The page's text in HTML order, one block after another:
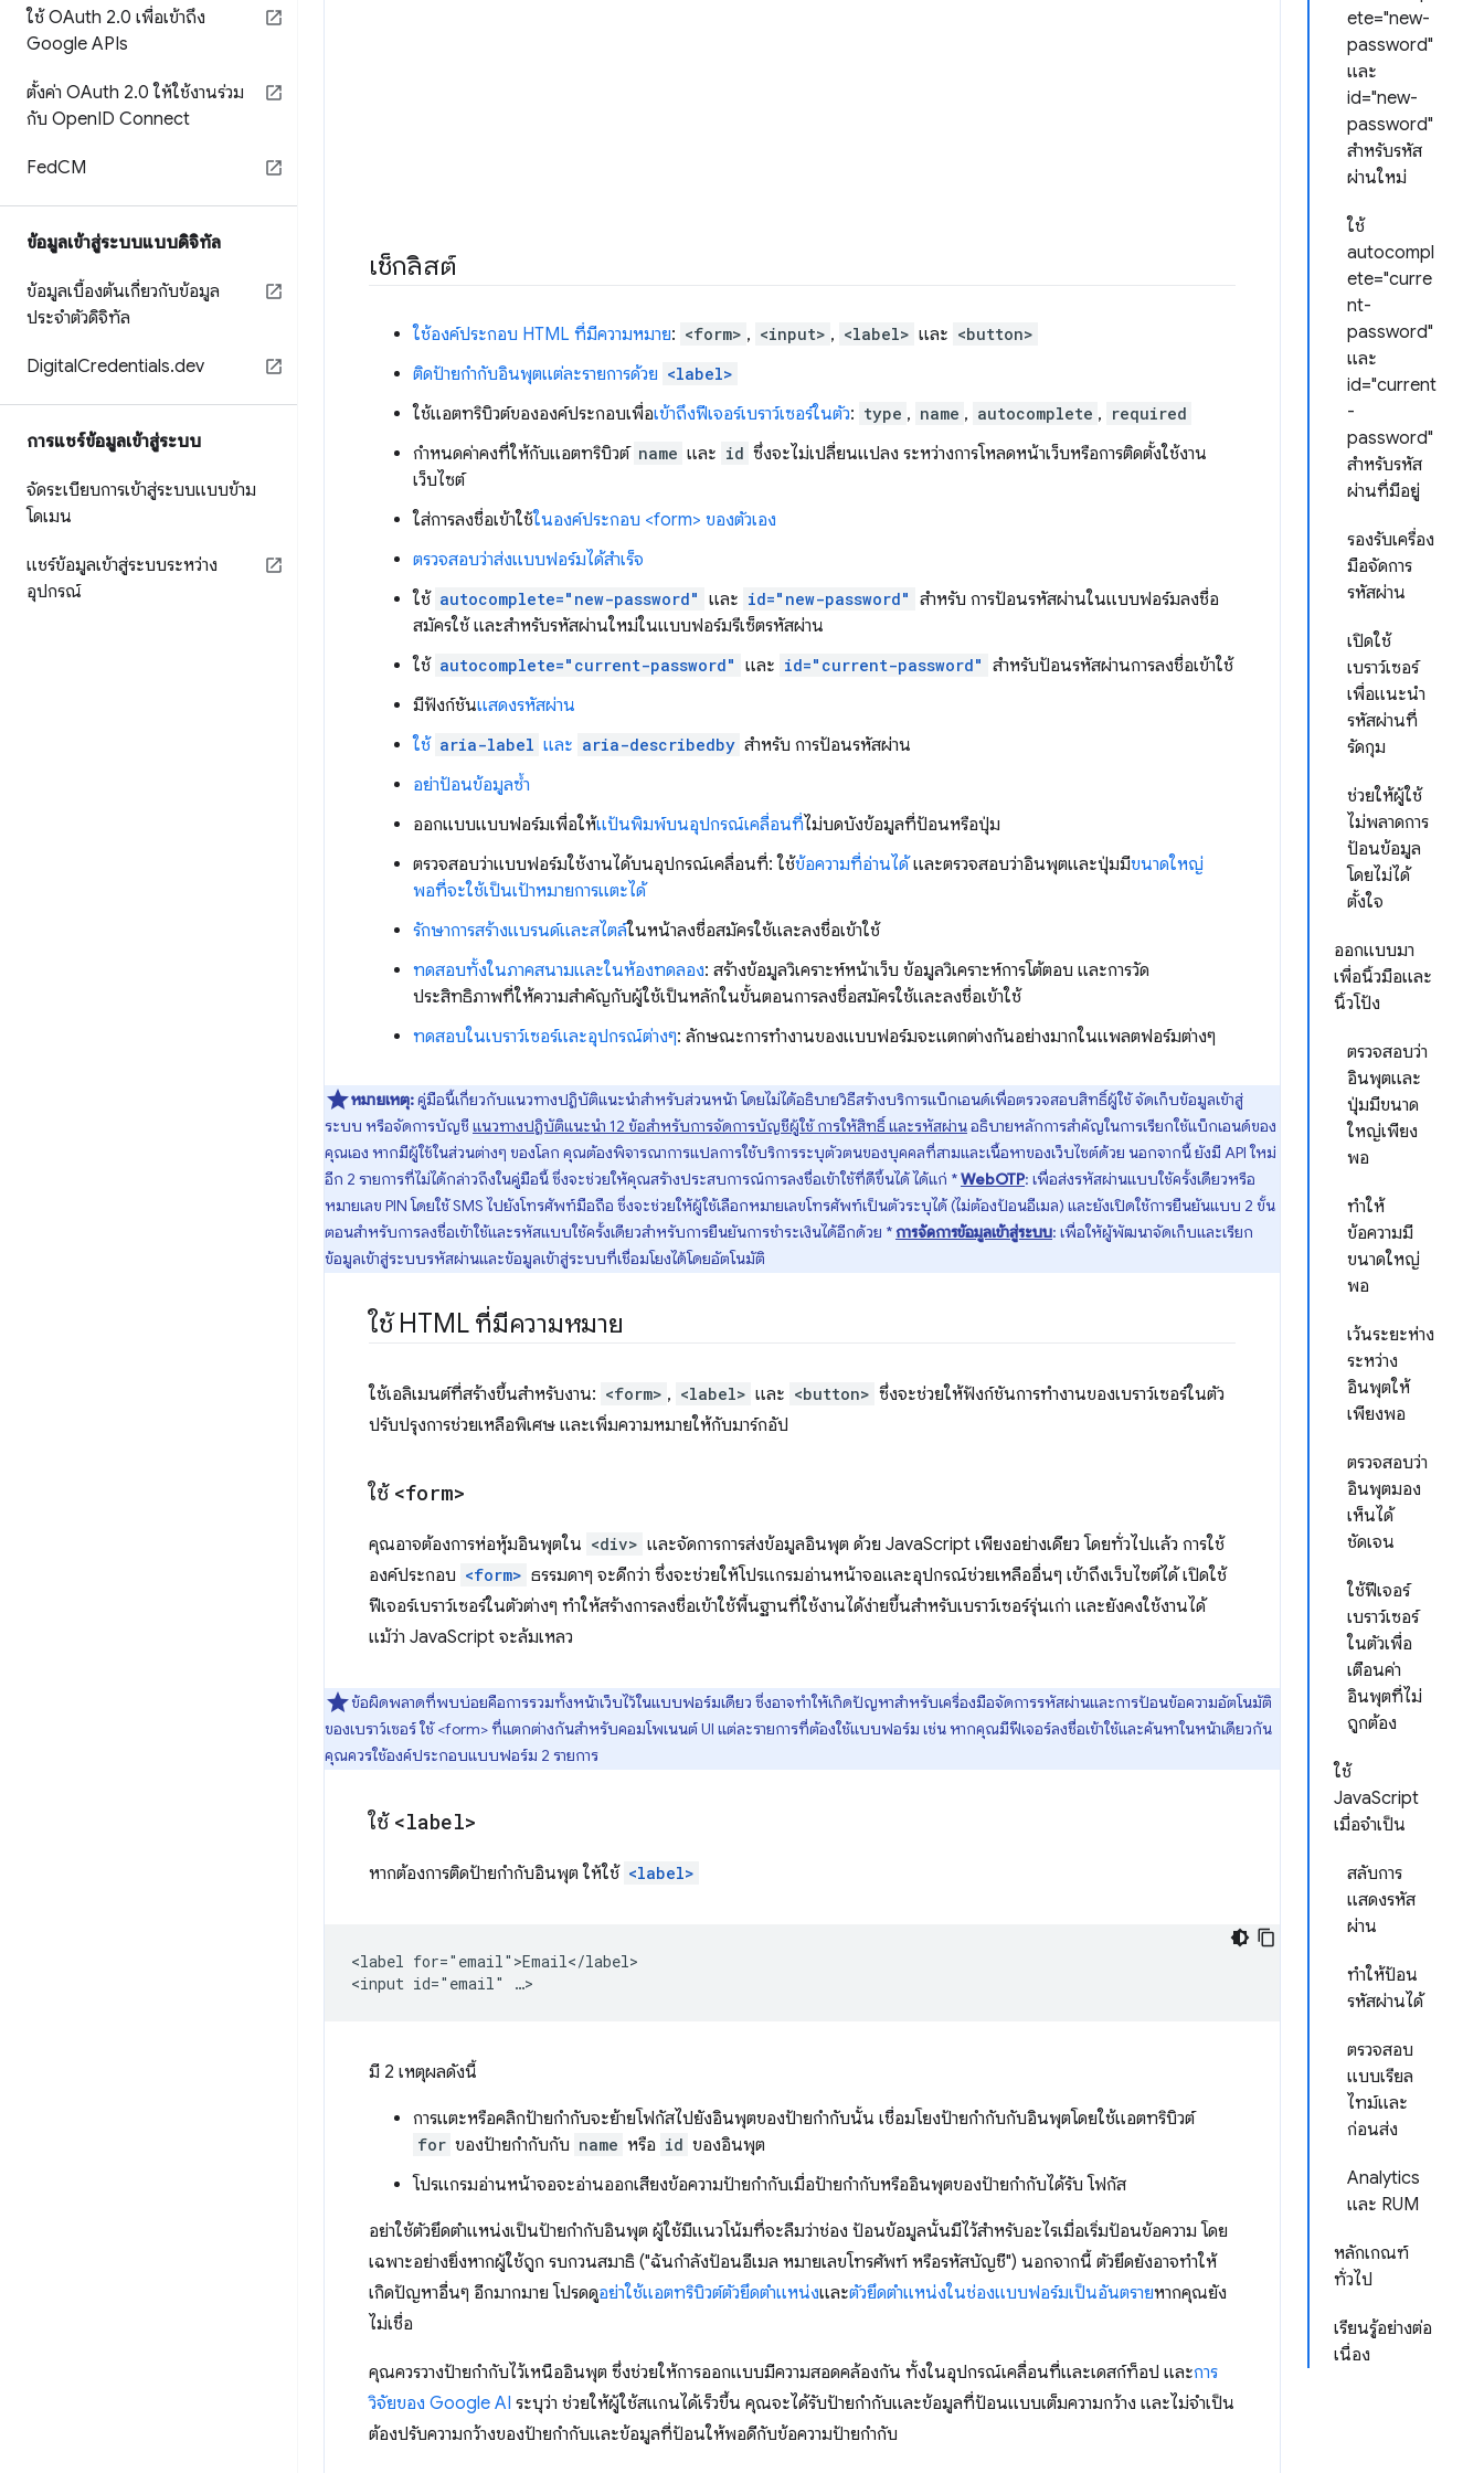
ใช้ OAuth 2.0 เพื่อเข้าถึง
Google APIs
ตั้งค่า OAuth 2.0 ให้ใช้งานร่วม
กับ OpenID Connect
FedCM
ข้อมูลเข้าสู่ระบบแบบดิจิทัล
ข้อมูลเบื้องต้นเกี่ยวกับข้อมูล
ประจำตัวดิจิทัล
DigitalCredentials.dev
การแชร์ข้อมูลเข้าสู่ระบบ
จัดระเบียบการเข้าสู่ระบบแบบข้าม
โดเมน
แชร์ข้อมูลเข้าสู่ระบบระหว่าง
อุปกรณ์
ete="new-
password"
และ
id="new-
password"
สำหรับรหัส
ผ่านใหม่
ใช้
autocompl
ete="curre
nt-
password"
และ
id="current
-
password"
สำหรับรหัส
ผ่านที่มีอยู่
รองรับเครื่อง
มือจัดการ
รหัสผ่าน
เปิดใช้
เบราว์เซอร์
เพื่อแนะนำ
รหัสผ่านที่
รัดกุม
ช่วยให้ผู้ใช้
ไม่พลาดการ
ป้อนข้อมูล
โดยไม่ได้
ตั้งใจ
ออกแบบมา
เพื่อนิ้วมือและ
นิ้วโป้ง
ตรวจสอบว่า
อินพุตและ
ปุ่มมีขนาด
ใหญ่เพียง
พอ
ทำให้
ข้อความมี
ขนาดใหญ่
พอ
เว้นระยะห่าง
ระหว่าง
อินพุตให้
เพียงพอ
ตรวจสอบว่า
อินพุตมอง
เห็นได้
ชัดเจน
ใช้ฟีเจอร์
เบราว์เซอร์
ในตัวเพื่อ
เตือนค่า
อินพุตที่ไม่
ถูกต้อง
ใช้
JavaScript
เมื่อจำเป็น
สลับการ
แสดงรหัส
ผ่าน
ทำให้ป้อน
รหัสผ่านได้
ตรวจสอบ
แบบเรียล
ไทม์และ
ก่อนส่ง
Analytics
และ RUM
หลักเกณฑ์
ทั่วไป
เรียนรู้อย่างต่อ
เนื่อง
เช็กลิสต์
ใช้องค์ประกอบ HTML ที่มีความหมาย: <form> , <input> , <label> และ <button>
ติดป้ายกำกับอินพุตแต่ละรายการด้วย <label>
ใช้แอตทริบิวต์ขององค์ประกอบเพื่อเข้าถึงฟีเจอร์เบราว์เซอร์ในตัว: type , name , autocomplete , required
กำหนดค่าคงที่ให้กับแอตทริบิวต์ name และ id ซึ่งจะไม่เปลี่ยนแปลง ระหว่างการโหลดหน้าเว็บหรือการติดตั้งใช้งาน
เว็บไซต์
ใส่การลงชื่อเข้าใช้ในองค์ประกอบ <form> ของตัวเอง
ตรวจสอบว่าส่งแบบฟอร์มได้สำเร็จ
ใช้ autocomplete="new-password" และ id="new-password" สำหรับ การป้อนรหัสผ่านในแบบฟอร์มลงชื่อ
สมัครใช้ และสำหรับรหัสผ่านใหม่ในแบบฟอร์มรีเซ็ตรหัสผ่าน
ใช้ autocomplete="current-password" และ id="current-password" สำหรับป้อนรหัสผ่านการลงชื่อเข้าใช้
มีฟังก์ชันแสดงรหัสผ่าน
ใช้ aria-label และ aria-describedby สำหรับ การป้อนรหัสผ่าน
อย่าป้อนข้อมูลซ้ำ
ออกแบบแบบฟอร์มเพื่อให้แป้นพิมพ์บนอุปกรณ์เคลื่อนที่ไม่บดบังข้อมูลที่ป้อนหรือปุ่ม
ตรวจสอบว่าแบบฟอร์มใช้งานได้บนอุปกรณ์เคลื่อนที่: ใช้ข้อความที่อ่านได้และตรวจสอบว่าอินพุตและปุ่มมีขนาดใหญ่
พอที่จะใช้เป็นเป้าหมายการแตะได้
รักษาการสร้างแบรนด์และสไตล์ในหน้าลงชื่อสมัครใช้และลงชื่อเข้าใช้
ทดสอบทั้งในภาคสนามและในห้องทดลอง: สร้างข้อมูลวิเคราะห์หน้าเว็บ ข้อมูลวิเคราะห์การโต้ตอบ และการวัด
ประสิทธิภาพที่ให้ความสำคัญกับผู้ใช้เป็นหลักในขั้นตอนการลงชื่อสมัครใช้และลงชื่อเข้าใช้
ทดสอบในเบราว์เซอร์และอุปกรณ์ต่างๆ: ลักษณะการทำงานของแบบฟอร์มจะแตกต่างกันอย่างมากในแพลตฟอร์มต่างๆ
หมายเหตุ:คู่มือนี้เกี่ยวกับแนวทางปฏิบัติแนะนำสำหรับส่วนหน้า โดยไม่ได้อธิบายวิธีสร้างบริการแบ็กเอนด์เพื่อตรวจสอบสิทธิ์ผู้ใช้ จัดเก็บข้อมูลเข้าสู่
ระบบ หรือจัดการบัญชี แนวทางปฏิบัติแนะนำ 12 ข้อสำหรับการจัดการบัญชีผู้ใช้ การให้สิทธิ์ และรหัสผ่านอธิบายหลักการสำคัญในการเรียกใช้แบ็กเอนด์ของ
คุณเอง หากมีผู้ใช้ในส่วนต่างๆ ของโลก คุณต้องพิจารณาการแปลการใช้บริการระบุตัวตนของบุคคลที่สามและเนื้อหาของเว็บไซต์ด้วย นอกจากนี้ ยังมี API ใหม่
อีก 2 รายการที่ไม่ได้กล่าวถึงในคู่มือนี้ ซึ่งจะช่วยให้คุณสร้างประสบการณ์การลงชื่อเข้าใช้ที่ดีขึ้นได้ ได้แก่ *WebOTP: เพื่อส่งรหัสผ่านแบบใช้ครั้งเดียวหรือ
หมายเลข PIN โดยใช้ SMS ไปยังโทรศัพท์มือถือ ซึ่งจะช่วยให้ผู้ใช้เลือกหมายเลขโทรศัพท์เป็นตัวระบุได้ (ไม่ต้องป้อนอีเมล) และยังเปิดใช้การยืนยันแบบ 2 ขั้น
ตอนสำหรับการลงชื่อเข้าใช้และรหัสแบบใช้ครั้งเดียวสำหรับการยืนยันการชำระเงินได้อีกด้วย *การจัดการข้อมูลเข้าสู่ระบบ: เพื่อให้ผู้พัฒนาจัดเก็บและเรียก
ข้อมูลเข้าสู่ระบบรหัสผ่านและข้อมูลเข้าสู่ระบบที่เชื่อมโยงได้โดยอัตโนมัติ
ใช้ HTML ที่มีความหมาย
ใช้เอลิเมนต์ที่สร้างขึ้นสำหรับงาน: <form> , <label> และ <button> ซึ่งจะช่วยให้ฟังก์ชันการทำงานของเบราว์เซอร์ในตัว
ปรับปรุงการช่วยเหลือพิเศษ และเพิ่มความหมายให้กับมาร์กอัป
ใช้ <form>
คุณอาจต้องการห่อหุ้มอินพุตใน <div> และจัดการการส่งข้อมูลอินพุต ด้วย JavaScript เพียงอย่างเดียว โดยทั่วไปแล้ว การใช้
องค์ประกอบ <form> ธรรมดาๆ จะดีกว่า ซึ่งจะช่วยให้โปรแกรมอ่านหน้าจอและอุปกรณ์ช่วยเหลืออื่นๆ เข้าถึงเว็บไซต์ได้ เปิดใช้
ฟีเจอร์เบราว์เซอร์ในตัวต่างๆ ทำให้สร้างการลงชื่อเข้าใช้พื้นฐานที่ใช้งานได้ง่ายขึ้นสำหรับเบราว์เซอร์รุ่นเก่า และยังคงใช้งานได้
แม้ว่า JavaScript จะล้มเหลว
ข้อผิดพลาดที่พบบ่อยคือการรวมทั้งหน้าเว็บไว้ในแบบฟอร์มเดียว ซึ่งอาจทำให้เกิดปัญหาสำหรับเครื่องมือจัดการรหัสผ่านและการป้อนข้อความอัตโนมัติ
ของเบราว์เซอร์ ใช้ <form> ที่แตกต่างกันสำหรับคอมโพเนนต์ UI แต่ละรายการที่ต้องใช้แบบฟอร์ม เช่น หากคุณมีฟีเจอร์ลงชื่อเข้าใช้และค้นหาในหน้าเดียวกัน
คุณควรใช้องค์ประกอบแบบฟอร์ม 2 รายการ
ใช้ <label>
หากต้องการติดป้ายกำกับอินพุต ให้ใช้ <label>
<label for="email">Email</label>
มี 2 เหตุผลดังนี้
การแตะหรือคลิกป้ายกำกับจะย้ายโฟกัสไปยังอินพุตของป้ายกำกับนั้น เชื่อมโยงป้ายกำกับกับอินพุตโดยใช้แอตทริบิวต์
for ของป้ายกำกับกับ name หรือ id ของอินพุต
โปรแกรมอ่านหน้าจอจะอ่านออกเสียงข้อความป้ายกำกับเมื่อป้ายกำกับหรืออินพุตของป้ายกำกับได้รับ โฟกัส
อย่าใช้ตัวยึดตำแหน่งเป็นป้ายกำกับอินพุต ผู้ใช้มีแนวโน้มที่จะลืมว่าช่อง ป้อนข้อมูลนั้นมีไว้สำหรับอะไรเมื่อเริ่มป้อนข้อความ โดย
เฉพาะอย่างยิ่งหากผู้ใช้ถูก รบกวนสมาธิ ("ฉันกำลังป้อนอีเมล หมายเลขโทรศัพท์ หรือรหัสบัญชี") นอกจากนี้ ตัวยึดยังอาจทำให้
เกิดปัญหาอื่นๆ อีกมากมาย โปรดดูอย่าใช้แอตทริบิวต์ตัวยึดตำแหน่งและตัวยึดตำแหน่งในช่องแบบฟอร์มเป็นอันตรายหากคุณยัง
ไม่เชื่อ
คุณควรวางป้ายกำกับไว้เหนืออินพุต ซึ่งช่วยให้การออกแบบมีความสอดคล้องกัน ทั้งในอุปกรณ์เคลื่อนที่และเดสก์ท็อป และการ
วิจัยของ Google AI ระบุว่า ช่วยให้ผู้ใช้สแกนได้เร็วขึ้น คุณจะได้รับป้ายกำกับและข้อมูลที่ป้อนแบบเต็มความกว้าง และไม่จำเป็น
ต้องปรับความกว้างของป้ายกำกับและข้อมูลที่ป้อนให้พอดีกับข้อความป้ายกำกับ